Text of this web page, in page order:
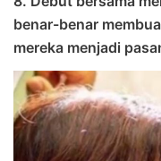
benar-benar
mereka menjadi